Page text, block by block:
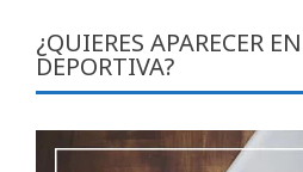
¿QUIERES APARECER
DEPORTIVA?